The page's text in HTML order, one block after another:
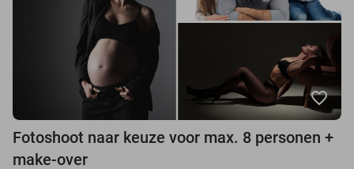
favorite_border
Fotoshoot naar keuze voor max. 8 personen +
make-over